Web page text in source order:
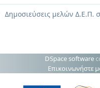
Δημοσιεύσεις μελών Δ.Ε.Π.
DSpace software
Επικοινωνήστε